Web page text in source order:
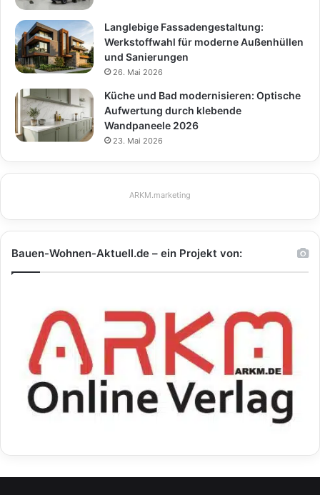
Langlebige Fassadengestaltung:
Werkstoffwahl für moderne Außenhüllen
und Sanierungen
26. Mai 2026
Küche und Bad modernisieren: Optische
Aufwertung durch klebende
Wandpaneele 2026
23. Mai 2026
ARKM.marketing
Bauen-Wohnen-Aktuell.de – ein Projekt von: